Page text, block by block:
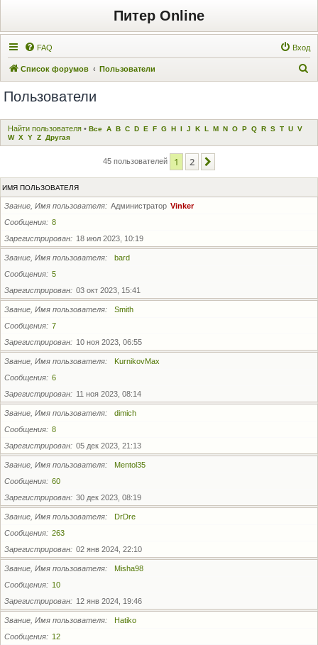
Питер Online
FAQ Вход
Список форумов Пользователи
с
Пользователи
Найти пользователя • Все A B C D E F G H I J K L M N O P Q R S T U V
W X Y Z Другая
45 пользователей 1 2
ИМЯ ПОЛЬЗОВАТЕЛЯ
Звание, Имя пользователя Администратор Vinker
Сообщения
8
Зарегистрирован
18 июл 2023, 10:19
Звание, Имя пользователя
bard
Сообщения
5
Зарегистрирован
03 окт 2023, 15:41
Звание, Имя пользователя
Smith
Сообщения
7
Зарегистрирован
10 ноя 2023, 06:55
Звание, Имя пользователя
KurnikovMax
Сообщения
6
Зарегистрирован
11 ноя 2023, 08:14
Звание, Имя пользователя
dimich
Сообщения
8
Зарегистрирован
05 дек 2023, 21:13
Звание, Имя пользователя
Mentol35
Сообщения
60
Зарегистрирован
30 дек 2023, 08:19
Звание, Имя пользователя
DrDre
Сообщения
263
Зарегистрирован
02 янв 2024, 22:10
Звание, Имя пользователя
Misha98
Сообщения
10
Зарегистрирован
12 янв 2024, 19:46
Звание, Имя пользователя
Hatiko
Сообщения
12